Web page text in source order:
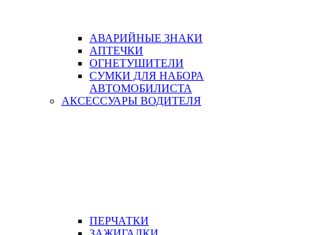
АВАРИЙНЫЕ ЗНАКИ
АПТЕЧКИ
ОГНЕТУШИТЕЛИ
СУМКИ ДЛЯ НАБОРА
АВТОМОБИЛИСТА
АКСЕССУАРЫ ВОДИТЕЛЯ
ПЕРЧАТКИ